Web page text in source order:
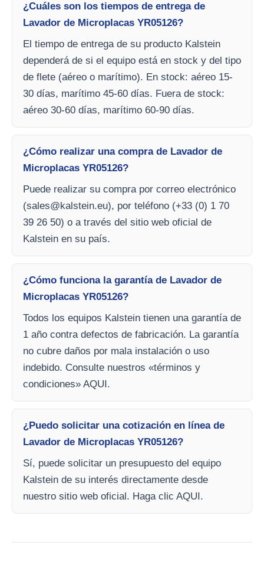
¿Cuáles son los tiempos de entrega de
Lavador de Microplacas YR05126?
El tiempo de entrega de su producto Kalstein
dependerá de si el equipo está en stock y del tipo
de flete (aéreo o marítimo). En stock: aéreo 15-
30 días, marítimo 45-60 días. Fuera de stock:
aéreo 30-60 días, marítimo 60-90 días.
¿Cómo realizar una compra de Lavador de
Microplacas YR05126?
Puede realizar su compra por correo electrónico
(sales@kalstein.eu), por teléfono (+33 (0) 1 70
39 26 50) o a través del sitio web oficial de
Kalstein en su país.
¿Cómo funciona la garantía de Lavador de
Microplacas YR05126?
Todos los equipos Kalstein tienen una garantía de
1 año contra defectos de fabricación. La garantía
no cubre daños por mala instalación o uso
indebido. Consulte nuestros «términos y
condiciones» AQUI.
¿Puedo solicitar una cotización en línea de
Lavador de Microplacas YR05126?
Sí, puede solicitar un presupuesto del equipo
Kalstein de su interés directamente desde
nuestro sitio web oficial. Haga clic AQUI.